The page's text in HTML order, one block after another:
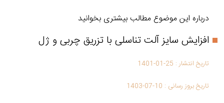
درباره این موضوع مطالب بیشتری بخوانید
افزایش سایز آلت تناسلی با تزریق چربی و ژل
تاریخ انتشار : 1401-01-25
تاریخ بروز رسانی : 1403-07-10